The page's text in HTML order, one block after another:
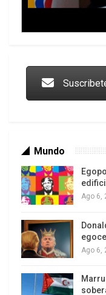
mayor fraude
Los latinos le van
Mundo
Ago 6,
Ago 6,